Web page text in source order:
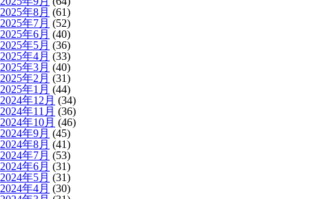
2025年8月 (61)
2025年7月 (52)
2025年6月 (40)
2025年5月 (36)
2025年4月 (33)
2025年3月 (40)
2025年2月 (31)
2025年1月 (44)
2024年12月 (34)
2024年11月 (36)
2024年10月 (46)
2024年9月 (45)
2024年8月 (41)
2024年7月 (53)
2024年6月 (31)
2024年5月 (31)
2024年4月 (30)